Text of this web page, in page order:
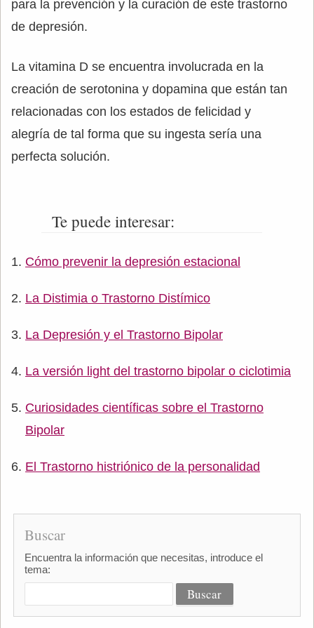
para la prevención y la curación de este trastorno
de depresión.
La vitamina D se encuentra involucrada en la
creación de serotonina y dopamina que están tan
relacionadas con los estados de felicidad y
alegría de tal forma que su ingesta sería una
perfecta solución.
Te puede interesar:
Cómo prevenir la depresión estacional
La Distimia o Trastorno Distímico
La Depresión y el Trastorno Bipolar
La versión light del trastorno bipolar o ciclotimia
Curiosidades científicas sobre el Trastorno
Bipolar
El Trastorno histriónico de la personalidad
Buscar
Encuentra la información que necesitas, introduce el
tema: